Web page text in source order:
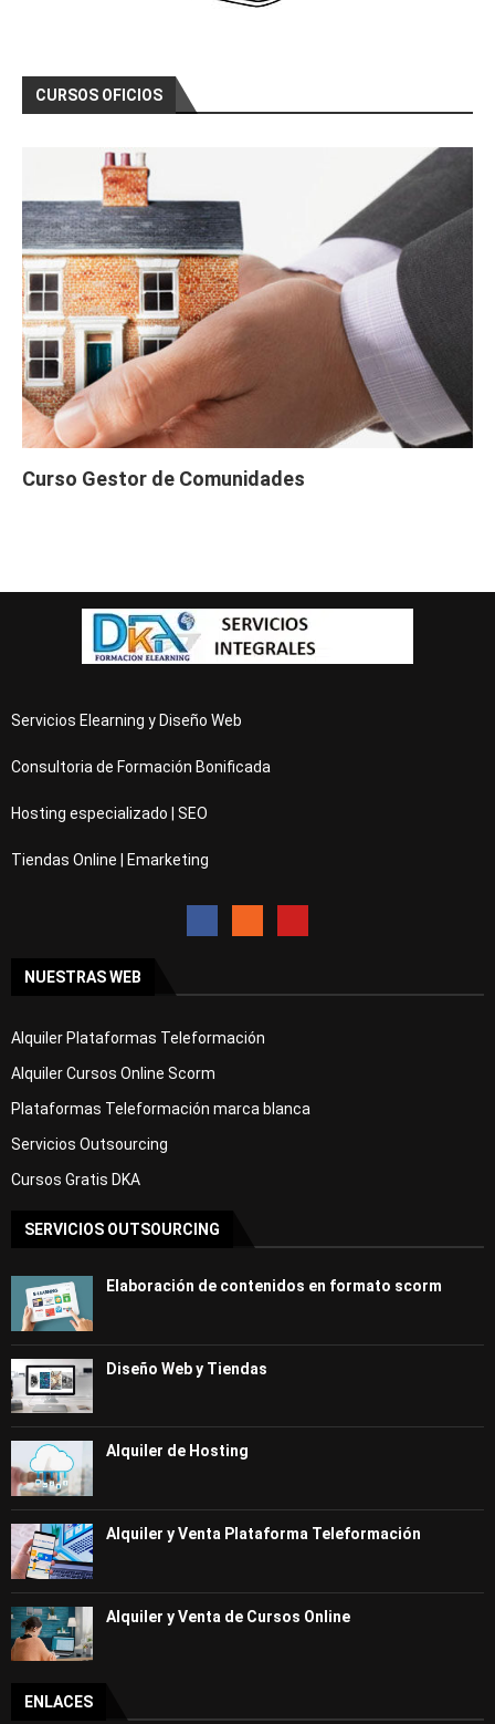
CURSOS OFICIOS
Curso Gestor de Comunidades
Servicios Elearning y Diseño Web
Consultoria de Formación Bonificada
Hosting especializado | SEO
Tiendas Online | Emarketing
NUESTRAS WEB
Alquiler Plataformas Teleformación
Alquiler Cursos Online Scorm
Plataformas Teleformación marca blanca
Servicios Outsourcing
Cursos Gratis DKA
SERVICIOS OUTSOURCING
Elaboración de contenidos en formato scorm
Diseño Web y Tiendas
Alquiler de Hosting
Alquiler y Venta Plataforma Teleformación
Alquiler y Venta de Cursos Online
ENLACES